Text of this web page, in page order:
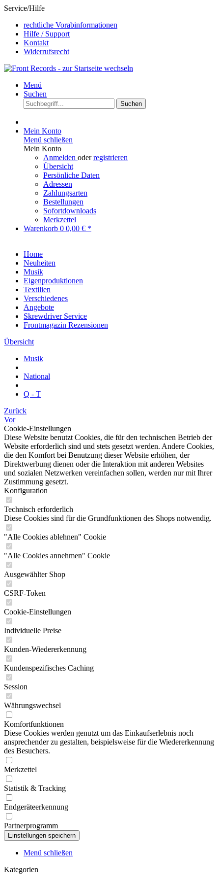
Service/Hilfe
rechtliche Vorabinformationen
Hilfe / Support
Kontakt
Widerrufsrecht
Menü
Suchen
Suchen
Mein Konto
Menü schließen
Mein Konto
Anmelden oderregistrieren
Übersicht
Persönliche Daten
Adressen
Zahlungsarten
Bestellungen
Sofortdownloads
Merkzettel
Warenkorb 0 0,00 € *
Home
Neuheiten
Musik
Eigenproduktionen
Textilien
Verschiedenes
Angebote
Skrewdriver Service
Frontmagazin Rezensionen
Übersicht
Musik
National
Q - T
Zurück
Vor
Cookie-Einstellungen
Diese Website benutzt Cookies, die für den technischen Betrieb der
Website erforderlich sind und stets gesetzt werden. Andere Cookies,
die den Komfort bei Benutzung dieser Website erhöhen, der
Direktwerbung dienen oder die Interaktion mit anderen Websites
und sozialen Netzwerken vereinfachen sollen, werden nur mit Ihrer
Zustimmung gesetzt.
Konfiguration
Technisch erforderlich
Diese Cookies sind für die Grundfunktionen des Shops notwendig.
"Alle Cookies ablehnen" Cookie
"Alle Cookies annehmen" Cookie
Ausgewählter Shop
CSRF-Token
Cookie-Einstellungen
Individuelle Preise
Kunden-Wiedererkennung
Kundenspezifisches Caching
Session
Währungswechsel
Komfortfunktionen
Diese Cookies werden genutzt um das Einkaufserlebnis noch
ansprechender zu gestalten, beispielsweise für die Wiedererkennung
des Besuchers.
Merkzettel
Statistik & Tracking
Endgeräteerkennung
Partnerprogramm
Menü schließen
Kategorien